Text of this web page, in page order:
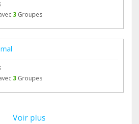
3 Groupes
3 Groupes
Voir plus